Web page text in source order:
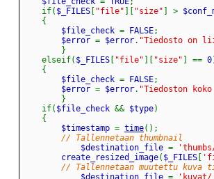
if( $_FILES [ "file" ] [ "size" ] >
{
		$file_check
= FALSE;
		$error
= $error. "Tiedosto on
}
elseif( $_FILES [ "file" ] [ "size" ] == 0
{
		$file_check
= FALSE;
		$error
= $error. "Tiedoston
}
if( $file_check && $type)
{
		$timestamp
= time( ) ;
// Tallennetaan thumbnail
			$destination_file
=
		create_resized_image
( $_FILES [
// Tallennetaan muutettu kuva
			$destination_file
=